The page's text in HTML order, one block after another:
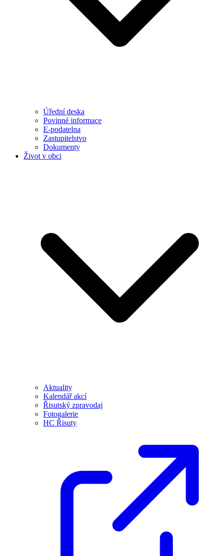
Úřední deska
Povinné informace
E-podatelna
Zastupitelstvo
Dokumenty
Život v obci
Aktuality
Kalendář akcí
Řisutský zpravodaj
Fotogalerie
HC Řisuty